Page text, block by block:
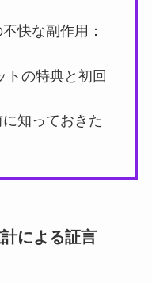
快な副作用：
トの特典と初回
知っておきた
による証言